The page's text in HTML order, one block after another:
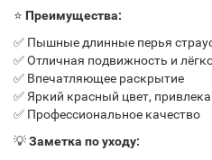
⭐ Преимущества:
✅ Пышные длинные перья
✅ Отличная подвижность и
✅ Впечатляющее раскрытие
✅ Яркий красный цвет,
✅ Профессиональное качество
💡Заметка по уходу: